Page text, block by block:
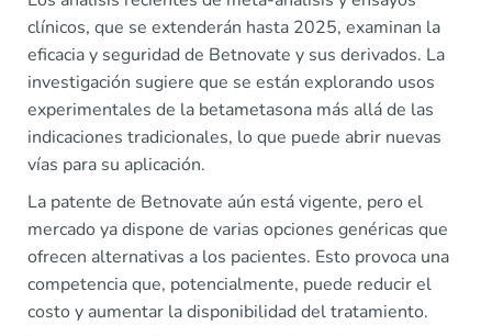
clínicos, que se extenderán hasta 2025, examinan la
eficacia y seguridad de Betnovate y sus derivados. La
investigación sugiere que se están explorando usos
experimentales de la betametasona más allá de las
indicaciones tradicionales, lo que puede abrir nuevas
vías para su aplicación.
La patente de Betnovate aún está vigente, pero el
mercado ya dispone de varias opciones genéricas que
ofrecen alternativas a los pacientes. Esto provoca una
competencia que, potencialmente, puede reducir el
costo y aumentar la disponibilidad del tratamiento.